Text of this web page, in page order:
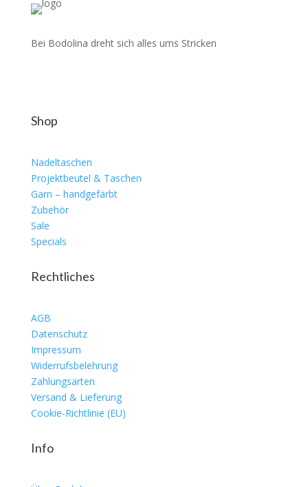
Bei Bodolina dreht sich alles ums Stricken
Shop
Nadeltaschen
Projektbeutel & Taschen
Garn – handgefärbt
Zubehör
Sale
Specials
Rechtliches
AGB
Datenschutz
Impressum
Widerrufsbelehrung
Zahlungsarten
Versand & Lieferung
Cookie-Richtlinie (EU)
Info